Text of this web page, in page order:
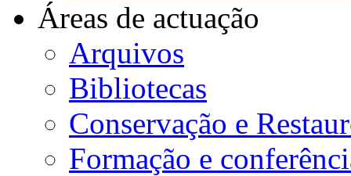
Áreas de actuação
Arquivos
Bibliotecas
Conservação e
Formação e